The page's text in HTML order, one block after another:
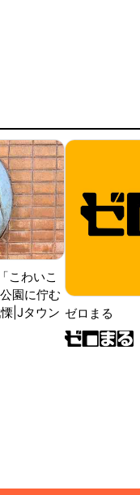
こわいこ
園に佇む
|Jタウン ゼロまる